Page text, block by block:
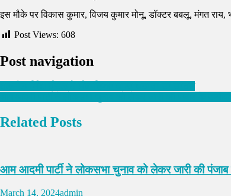
इस मौके पर विकास कुमार, विजय कुमार मोनू, डॉक्टर बबलू, मंगत
Post Views: 608
Post navigation
Related Posts
आम आदमी पार्टी ने लोकसभा चुनाव को लेकर जारी की
March 14, 2024admin